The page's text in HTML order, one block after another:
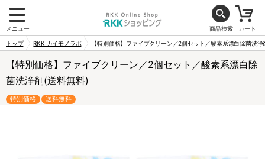
メニュー 商品検索 カート
トップ RKK カイモノラボ 【特別価格】ファイブクリーン／2個セット／酸素系漂白除菌洗
【特別価格】ファイブクリーン／2個セット／酸素系漂白除
菌洗浄剤(送料無料)
特別価格 送料無料